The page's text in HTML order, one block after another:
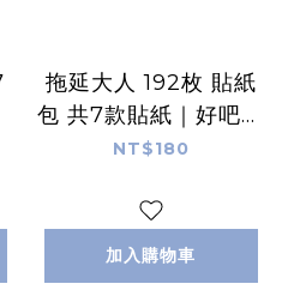
拖延大人 192枚 貼紙
包 共7款貼紙｜好吧發
發
NT$180
加入購物車